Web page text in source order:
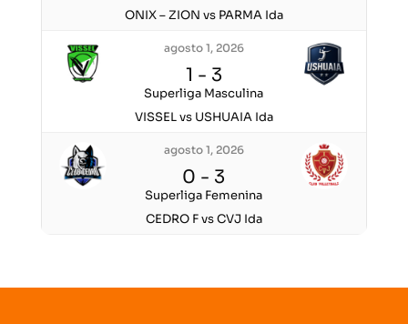
ONIX – ZION vs PARMA Ida
agosto 1, 2026
1 - 3
Superliga Masculina
VISSEL vs USHUAIA Ida
agosto 1, 2026
0 - 3
Superliga Femenina
CEDRO F vs CVJ Ida